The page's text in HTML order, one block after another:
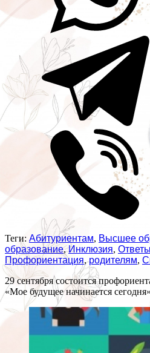
Теги: Абитуриентам, Высшее
образование,Инклюзия,
Профориентация,родителям,
29 сентября состоится
«Мое будущее начинается